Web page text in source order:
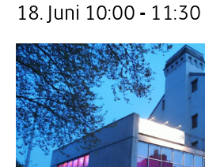
18. Juni 10:00 - 11:30